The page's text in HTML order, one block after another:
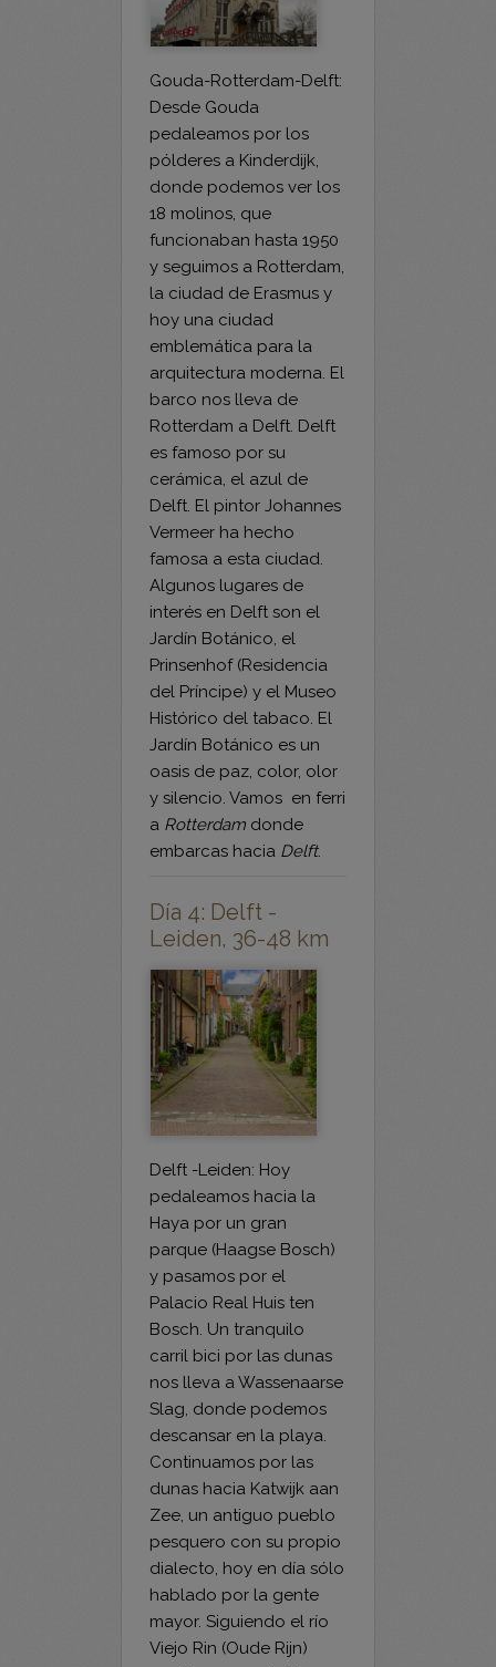
Gouda-Rotterdam-Delft:
pedaleamos por los
pólderes a Kinderdijk,
donde podemos ver los
18 molinos, que
funcionaban hasta 1950
y seguimos a Rotterdam,
la ciudad de Erasmus y
hoy una ciudad
emblemática para la
arquitectura moderna. El
barco nos lleva de
Rotterdam a Delft. Delft
es famoso por su
cerámica, el azul de
Delft. El pintor Johannes
Vermeer ha hecho
famosa a esta ciudad.
Algunos lugares de
interés en Delft son el
Jardín Botánico, el
Prinsenhof (Residencia
del Príncipe) y el Museo
Histórico del tabaco. El
Jardín Botánico es un
oasis de paz, color, olor
y silencio. Vamos en ferri
aRotterdamdonde
embarcas haciaDelft.
Día 4: Delft -
Delft -Leiden: Hoy
Haya por un gran
parque (Haagse Bosch)
y pasamos por el
Palacio Real Huis ten
Bosch. Un tranquilo
carril bici por las dunas
nos lleva a Wassenaarse
Slag, donde podemos
descansar en la playa.
Continuamos por las
dunas hacia Katwijk aan
Zee, un antiguo pueblo
pesquero con su propio
dialecto, hoy en día sólo
hablado por la gente
mayor. Siguiendo el río
Viejo Rin (Oude Rijn)
pedaleamos a Leiden.